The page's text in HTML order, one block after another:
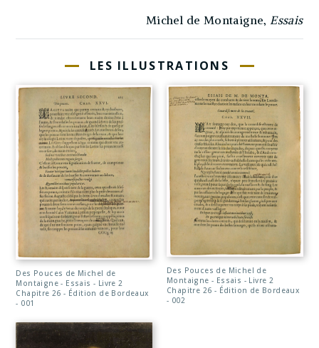
Michel de Montaigne, Essais
LES ILLUSTRATIONS
Des Pouces de Michel de
Montaigne - Essais - Livre 2
Chapitre 26 - Édition de Bordeaux
- 001
Des Pouces de Michel de
Montaigne - Essais - Livre 2
Chapitre 26 - Édition de Bordeaux
- 002